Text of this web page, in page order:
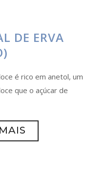
DE ERVA
é rico em anetol, um
que o açúcar de